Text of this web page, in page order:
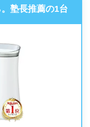
塾長推薦の1台